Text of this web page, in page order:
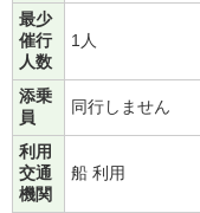
最少
催行
人数
1人
添乗
員
同行しません
利用
交通
機関
船 利用